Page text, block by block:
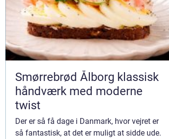
Smørrebrød Ålborg klassisk
håndværk med moderne
twist
Der er så få dage i Danmark, hvor vejret er
så fantastisk, at det er muligt at sidde ude.